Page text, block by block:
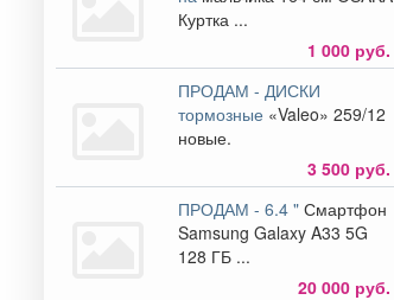
Куртка ...
1 000 руб.
ПРОДАМ - ДИСКИ
тормозные «Valeo» 259/12
новые.
3 500 руб.
ПРОДАМ - 6.4 "Смартфон
Samsung Galaxy A33 5G
128 ГБ ...
20 000 руб.